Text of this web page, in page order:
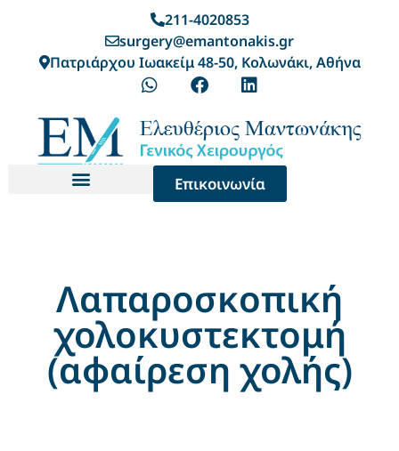
211-4020853
surgery@emantonakis.gr
Πατριάρχου Ιωακείμ 48-50, Κολωνάκι, Αθήνα
Επικοινωνία
Λαπαροσκοπική
χολοκυστεκτομή
(αφαίρεση χολής)